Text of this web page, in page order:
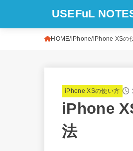
USEFuL
HOME iPhone iPhone XSの
iPhone XSの使い方
iPhone
法